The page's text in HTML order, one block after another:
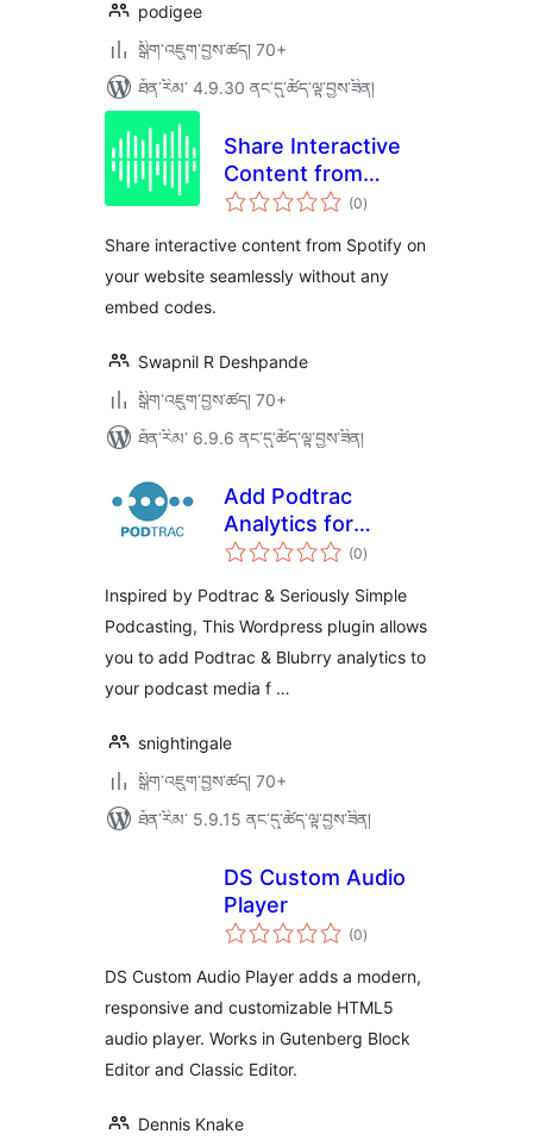
podigee
སྒྲིག་འཇུག་བྱས་ཚད། 70+
ཐོན་རིམ་ 4.9.30 ནང་དུ་ཚོད་ལྟ་བྱས་ཟིན།
Share Interactive
Content from
Spotify – By (0གདེང་
འཇོག་
ཚང་།
)
Share interactive content from Spotify on
your website seamlessly without any
embed codes.
Swapnil R Deshpande
སྒྲིག་འཇུག་བྱས་ཚད། 70+
ཐོན་རིམ་ 6.9.6 ནང་དུ་ཚོད་ལྟ་བྱས་ཟིན།
Add Podtrac
Analytics for
Seriously Simple
(0གདེང་
འཇོག་
ཚང་།
)
Inspired by Podtrac & Seriously Simple
Podcasting, This Wordpress plugin allows
you to add Podtrac & Blubrry analytics to
your podcast media f …
snightingale
སྒྲིག་འཇུག་བྱས་ཚད། 70+
ཐོན་རིམ་ 5.9.15 ནང་དུ་ཚོད་ལྟ་བྱས་ཟིན།
DS Custom Audio
Player
(0གདེང་
འཇོག་
ཚང་།
)
DS Custom Audio Player adds a modern,
responsive and customizable HTML5
audio player. Works in Gutenberg Block
Editor and Classic Editor.
Dennis Knake